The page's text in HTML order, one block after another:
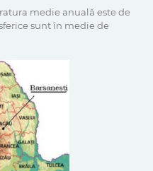
medie anuală este de
sunt în medie de